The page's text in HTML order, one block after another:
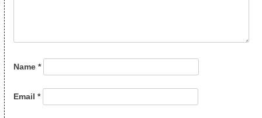
Name*
Email*